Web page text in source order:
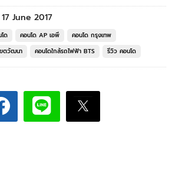
June 2017
ด คอนโด AP เอพี
คอนโด กรุงเทพ
ตวัฒนา คอนโดใกล้รถไฟฟ้า BTS รีวิว คอนโด